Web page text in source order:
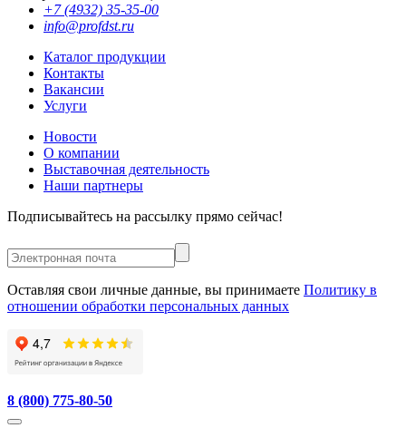
+7 (4932) 35-35-00
info@profdst.ru
Каталог продукции
Контакты
Вакансии
Услуги
Новости
О компании
Выставочная деятельность
Наши партнеры
Подписывайтесь на рассылку прямо сейчас!
Оставляя свои личные данные, вы принимаете Политику в
отношении обработки персональных данных
8 (800) 775-80-50